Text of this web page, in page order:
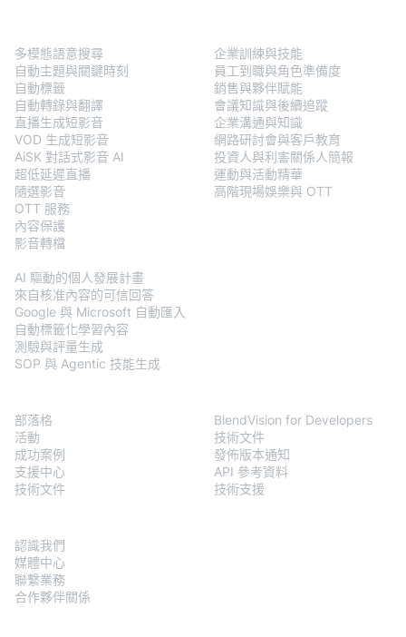
多模態語意搜尋
自動主題與關鍵時刻
自動標籤
自動轉錄與翻譯
直播生成短影音
VOD 生成短影音
AiSK 對話式影音 AI
超低延遲直播
隨選影音
OTT 服務
內容保護
影音轉檔
AI 驅動的個人發展計畫
來自核准內容的可信回答
Google 與 Microsoft 自動匯入
自動標籤化學習內容
測驗與評量生成
SOP 與 Agentic 技能生成
企業訓練與技能
員工到職與角色準備度
銷售與夥伴賦能
會議知識與後續追蹤
企業溝通與知識
網路研討會與客戶教育
投資人與利害關係人簡報
運動與活動精華
高階現場娛樂與 OTT
部落格
活動
成功案例
支援中心
技術文件
BlendVision for Developers
技術文件
發佈版本通知
API 參考資料
技術支援
認識我們
媒體中心
聯繫業務
合作夥伴關係